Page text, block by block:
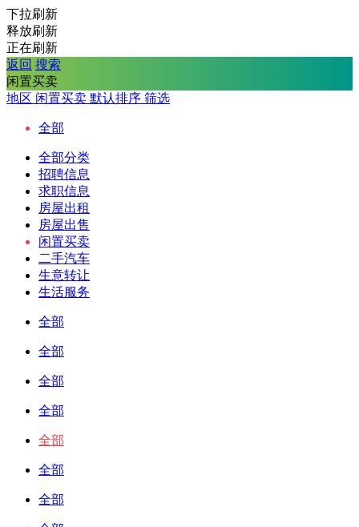
下拉刷新
释放刷新
正在刷新
返回 搜索
闲置买卖
地区 闲置买卖 默认排序 筛选
全部
全部分类
招聘信息
求职信息
房屋出租
房屋出售
闲置买卖
二手汽车
生意转让
生活服务
全部
全部
全部
全部
全部
全部
全部